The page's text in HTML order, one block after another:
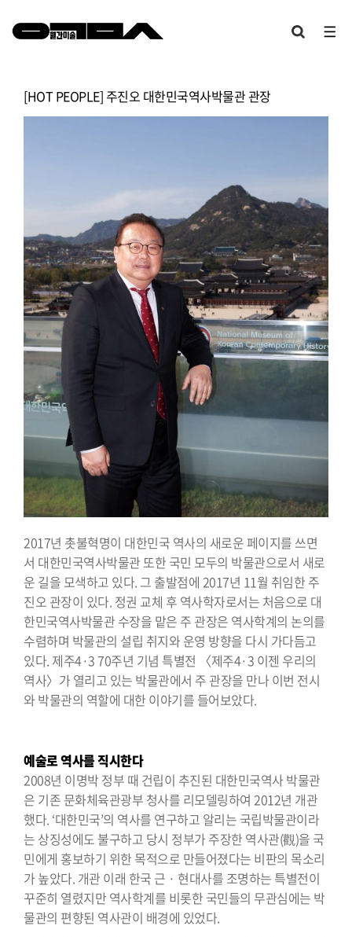
[HOT PEOPLE] 주진오 대한민국역사박물관 관장
2017년 촛불혁명이 대한민국 역사의 새로운 페이지를 쓰면
서 대한민국역사박물관 또한 국민 모두의 박물관으로서 새로
운 길을 모색하고 있다. 그 출발점에 2017년 11월 취임한 주
진오 관장이 있다. 정권 교체 후 역사학자로서는 처음으로 대
한민국역사박물관 수장을 맡은 주 관장은 역사학계의 논의를
수렴하며 박물관의 설립 취지와 운영 방향을 다시 가다듬고
있다. 제주4·3 70주년 기념 특별전 〈제주4·3 이젠 우리의
역사〉가 열리고 있는 박물관에서 주 관장을 만나 이번 전시
와 박물관의 역할에 대한 이야기를 들어보았다.
예술로 역사를 직시한다
2008년 이명박 정부 때 건립이 추진된 대한민국역사 박물관
은 기존 문화체육관광부 청사를 리모델링하여 2012년 개관
했다. ‘대한민국’의 역사를 연구하고 알리는 국립박물관이라
는 상징성에도 불구하고 당시 정부가 주장한 역사관(觀)을 국
민에게 홍보하기 위한 목적으로 만들어졌다는 비판의 목소리
가 높았다. 개관 이래 한국 근 · 현대사를 조명하는 특별전이
꾸준히 열렸지만 역사학계를 비롯한 국민들의 무관심에는 박
물관의 편향된 역사관이 배경에 있었다.